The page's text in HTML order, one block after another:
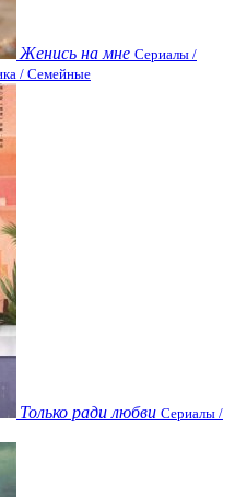
Женись на мне Сериалы /
/ Семейные
Только ради любви Сериалы /